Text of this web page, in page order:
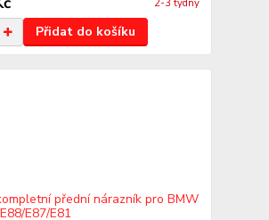
2-3 týdny
Přidat do košíku